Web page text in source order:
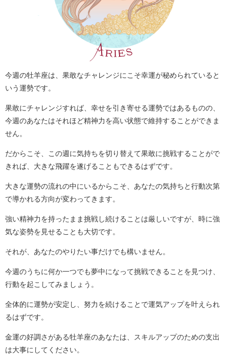
今週の牡羊座は、果敢なチャレンジにこそ幸運が秘められていると
いう運勢です。
果敢にチャレンジすれば、幸せを引き寄せる運勢ではあるものの、
今週のあなたはそれほど精神力を高い状態で維持することができま
せん。
だからこそ、この週に気持ちを切り替えて果敢に挑戦することがで
きれば、大きな飛躍を遂げることもできるはずです。
大きな運勢の流れの中にいるからこそ、あなたの気持ちと行動次第
で導かれる方向が変わってきます。
強い精神力を持ったまま挑戦し続けることは厳しいですが、時に強
気な姿勢を見せることも大切です。
それが、あなたのやりたい事だけでも構いません。
今週のうちに何か一つでも夢中になって挑戦できることを見つけ、
行動を起こしてみましょう。
全体的に運勢が安定し、努力を続けることで運気アップを叶えられ
るはずです。
金運の好調さがある牡羊座のあなたは、スキルアップのための支出
は大事にしてください。